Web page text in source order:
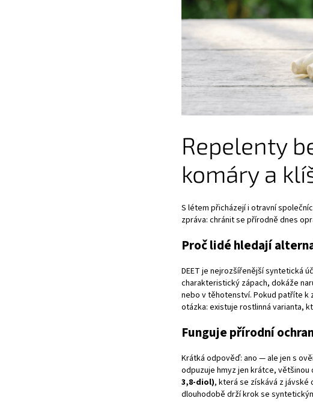
Repelenty
komáry a
S létem přicházejí i otravní
zpráva: chránit se přírodně dnes
Proč lidé hledají
DEET je nejrozšířenější syntetická
charakteristický zápach, dokáže
nebo v těhotenství. Pokud patříte k
otázka: existuje rostlinná varianta,
Funguje přírodní
Krátká odpověď: ano — ale jen s
odpuzuje hmyz jen krátce,
3,8-diol), která se získává z jávské
dlouhodobě drží krok se